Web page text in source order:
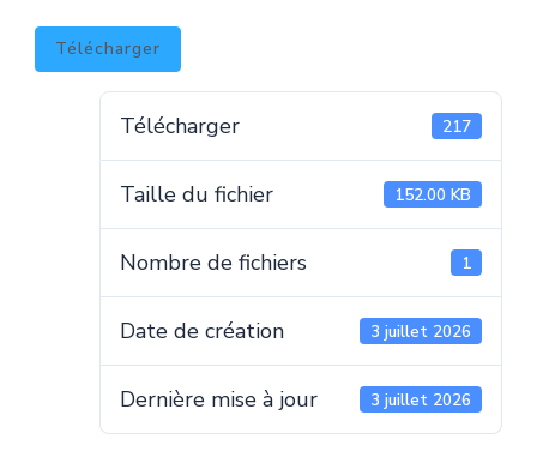
Télécharger
Télécharger 217
Taille du fichier 152.00 KB
Nombre de fichiers 1
Date de création 3 juillet 2026
Dernière mise à jour 3 juillet 2026